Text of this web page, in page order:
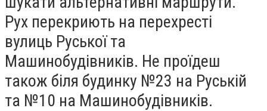
Рух перекриють на перехресті
вулиць Руської та
Машинобудівників. Не проїдеш
також біля будинку №23 на Руській
та №10 на Машинобудівників.